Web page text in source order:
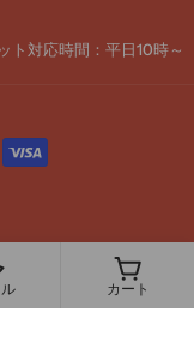
対応時間：平日10時～
カート